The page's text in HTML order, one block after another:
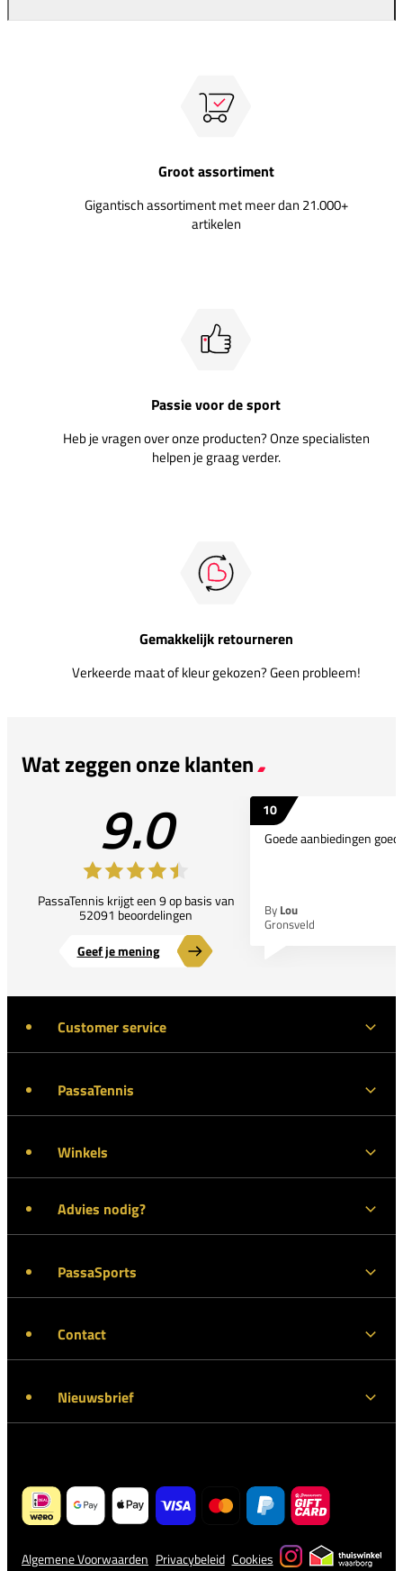
Groot assortiment
Gigantisch assortiment met meer dan 21.000+
artikelen
Passie voor de sport
Heb je vragen over onze producten? Onze specialisten
helpen je graag verder.
Gemakkelijk retourneren
Verkeerde maat of kleur gekozen? Geen probleem!
Wat zeggen onze klanten
9.0
PassaTennis krijgt een 9 op basis van
52091 beoordelingen
Geef je mening
10
Goede aanbiedingen
By Lou
Gronsveld
Customer service
PassaTennis
Winkels
Advies nodig?
PassaSports
Contact
Nieuwsbrief
Algemene Voorwaarden Privacybeleid Cookies